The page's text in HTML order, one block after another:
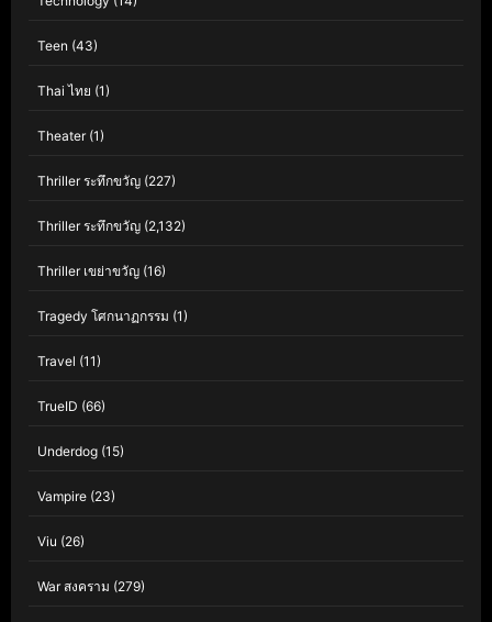
Teen (43)
Thai ไทย (1)
Theater(1)
Thriller ระทึกขวัญ (227)
Thriller ระทึกขวัญ (2,132)
Thriller เขย่าขวัญ (16)
Tragedy โศกนาฏกรรม (1)
Travel (11)
TrueID (66)
Underdog (15)
Vampire (23)
Viu (26)
War สงคราม (279)